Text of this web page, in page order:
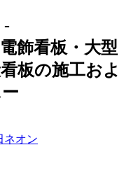
-
飾看板・大型
板の施工およ